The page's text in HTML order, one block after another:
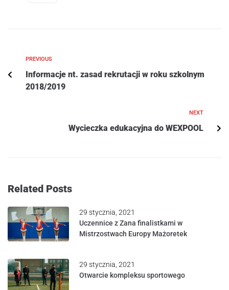
PREVIOUS
Informacje nt. zasad rekrutacji w roku szkolnym
2018/2019
NEXT
Wycieczka edukacyjna do WEXPOOL
Related Posts
29 stycznia, 2021
Uczennice z Zana finalistkami w
Mistrzostwach Europy Mażoretek
29 stycznia, 2021
Otwarcie kompleksu sportowego